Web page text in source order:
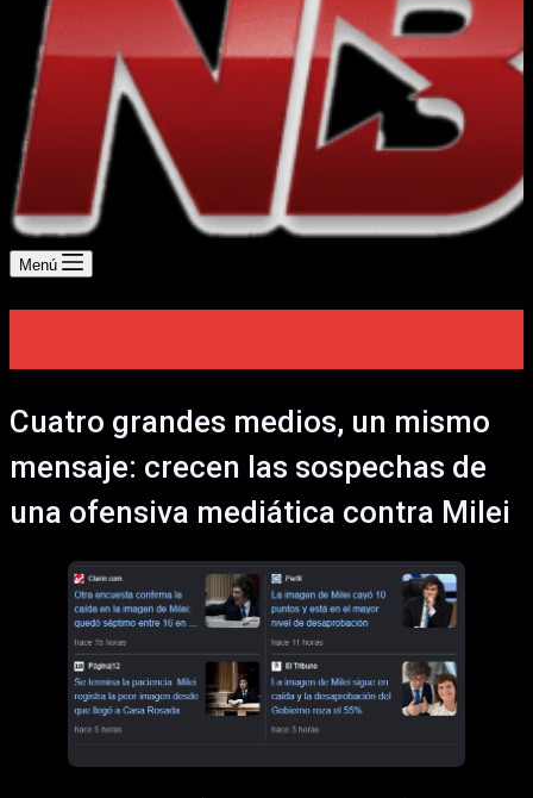
Menú
Cuatro grandes medios, un mismo
mensaje: crecen las sospechas de
una ofensiva mediática contra Milei